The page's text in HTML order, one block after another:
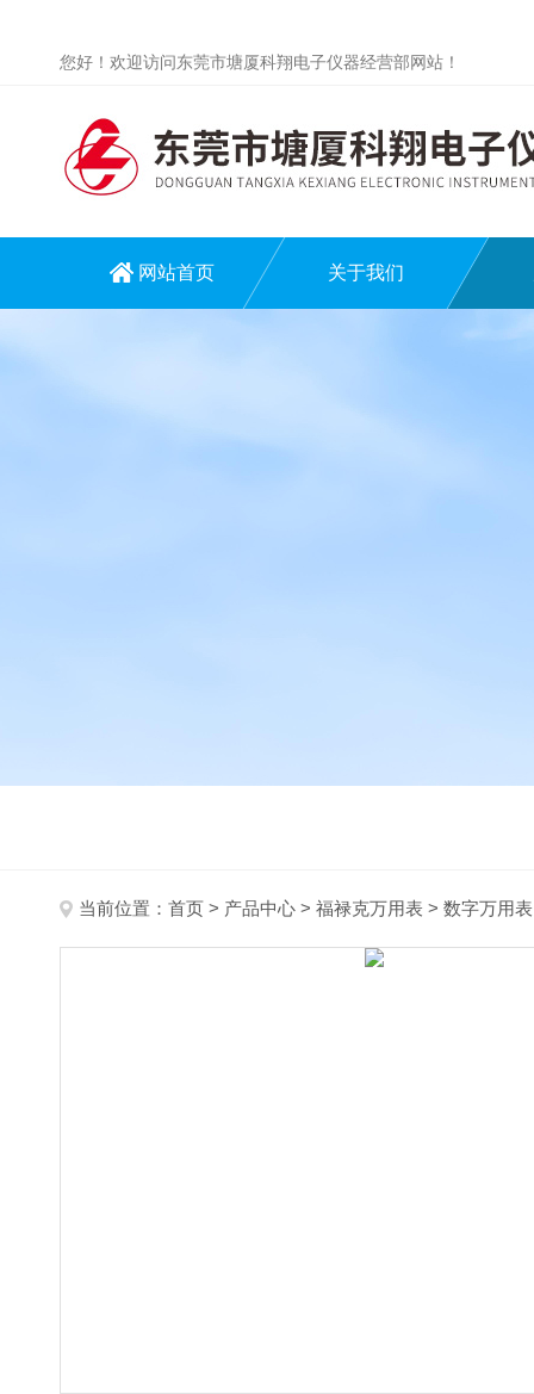
您好！欢迎访问东莞市塘厦科翔电子仪器经营部网站！
网站首页 关于我们
当前位置： 首页 > 产品中心 > 福禄克万用表 > 数字万用表